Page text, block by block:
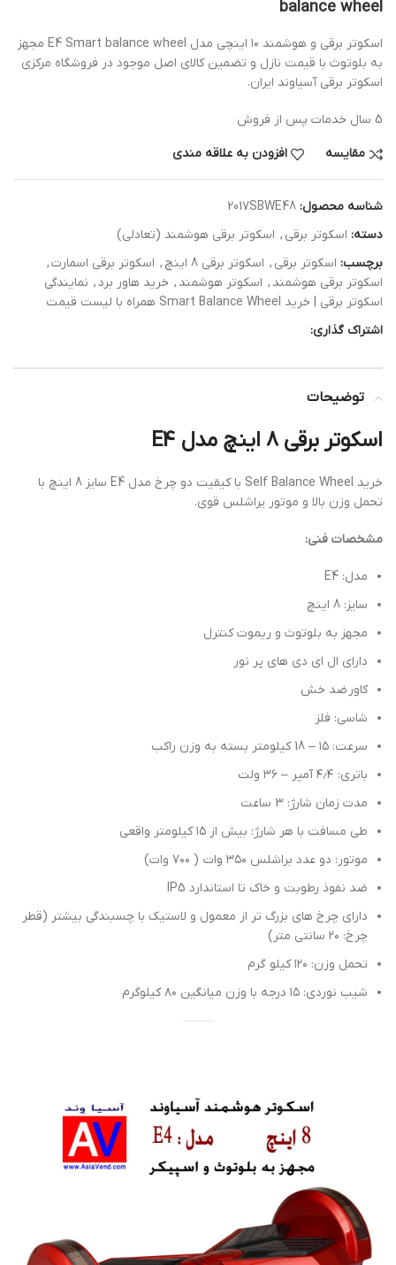
balance wheel
اسکوتر برقی و هوشمند ۱۰ اینچی مدل E4 Smart balance wheel مجهز
به بلوتوث با قیمت نازل و تضمین کالای اصل موجود در فروشگاه مرکزی
اسکوتر برقی آسیاوند ایران.
5 سال خدمات پس از فروش
مقایسه افزودن به علاقه مندی
شناسه محصول: 2017SBWE48
دسته: اسکوتر برقی , اسکوتر برقی هوشمند (تعادلی)
برچسب: اسکوتر برقی , اسکوتر برقی 8 اینچ , اسکوتر برقی اسمارت,
اسکوتر برقی هوشمند , اسکوتر هوشمند , خرید هاور برد, نمایندگی
اسکوتر برقی | خرید Smart Balance Wheel همراه با لیست قیمت
اشتراک گذاری:
توضیحات
اسکوتر برقی 8 اینچ مدل E4
خرید Self Balance Wheel با کیقیت دو چرخ مدل E4 سایز 8 اینچ با
تحمل وزن بالا و موتور یراشلس قوی.
مشخصات فنی:
مدل: E4
سایز: 8 اینچ
مجهز به بلوتوث و ریموت کنترل
دارای ال ای دی های پر نور
کاور ضد خش
شاسی: فلز
سرعت: ۱۵ – 18 کیلومتر بسته به وزن راکب
باتری: ۴٫۴ آمپر – ۳۶ ولت
مدت زمان شارژ: 3 ساعت
طی مسافت با هر شارژ: بیش از ۱۵ کیلومتر واقعی
موتور: دو عدد براشلس ۳۵۰ وات ( ۷۰۰ وات)
ضد نفوذ رطوبت و خاک تا استاندارد IP5
دارای چرخ های بزرگ تر از معمول و لاستیک با چسبندگی بیشتر (قطر
چرخ: ۲۰ سانتی متر)
تحمل وزن: ۱۲۰ کیلو گرم
شیب نوردی: ۱۵ درجه با وزن میانگین ۸۰ کیلوگرم